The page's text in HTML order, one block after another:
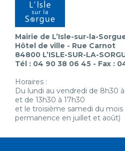
Mairie de L’Isle-sur-la-
Hôtel de ville - Rue Carnot
84800 L’ISLE-SUR-LA-
Tél : 04 90 38 06 45 - Fax :
Horaires :
Du lundi au vendredi de 8h30 à
et de 13h30 à 17h30
et le troisième samedi du mois
permanence en juillet et août)